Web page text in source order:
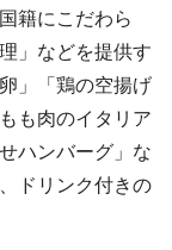
籍にこだわら
」などを提供す
」「鶏の空揚げ
も肉のイタリア
ハンバーグ」な
ドリンク付きの